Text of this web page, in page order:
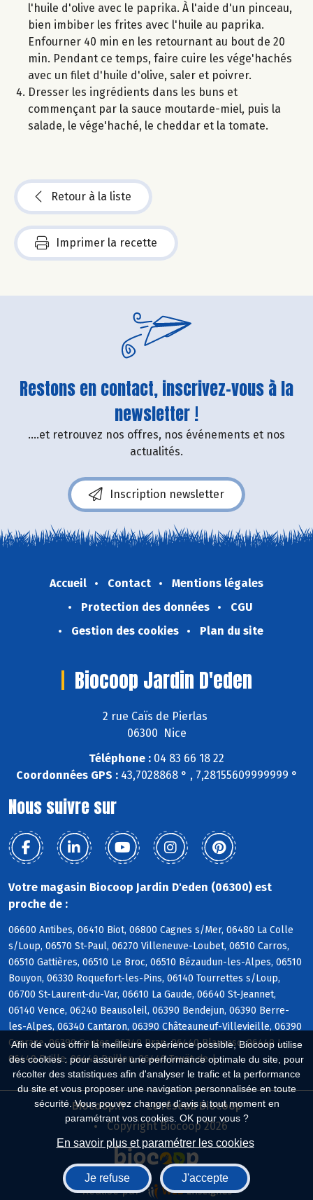
Afin de vous offrir la meilleure expérience possible, Biocoop utilise
des cookies : pour assurer une performance optimale du site, pour
récolter des statistiques afin d'analyser le trafic et la performance
du site et vous proposer une navigation personnalisée en toute
sécurité. Vous pouvez changer d'avis à tout moment en
paramétrant vos cookies. OK pour vous ?
En savoir plus et paramétrer les cookies
Je refuse J'accepte
l'huile d'olive avec le paprika. À l'aide d'un pinceau,
bien imbiber les frites avec l'huile au paprika.
Enfourner 40 min en les retournant au bout de 20
min. Pendant ce temps, faire cuire les vége'hachés
avec un filet d'huile d'olive, saler et poivrer.
Dresser les ingrédients dans les buns et
commençant par la sauce moutarde-miel, puis la
salade, le vége'haché, le cheddar et la tomate.
Retour à la liste
Imprimer la recette
Restons en contact, inscrivez-vous à la
newsletter !
....et retrouvez nos offres, nos événements et nos
actualités.
Inscription newsletter
Accueil Contact
Mentions légales
Protection des données
CGU
Gestion des cookies
Plan du site
Biocoop Jardin D'eden
2 rue Caïs de Pierlas
06300 Nice
Téléphone : 04 83 66 18 22
Coordonnées GPS :43,7028868 ° , 7,28155609999999 °
Nous suivre sur
Votre magasin Biocoop Jardin D'eden (06300) est
proche de :
06600 Antibes, 06410 Biot, 06800 Cagnes s/Mer, 06480 La Colle
s/Loup, 06570 St-Paul, 06270 Villeneuve-Loubet, 06510 Carros,
06510 Gattières, 06510 Le Broc, 06510 Bézaudun-les-Alpes, 06510
Bouyon, 06330 Roquefort-les-Pins, 06140 Tourrettes s/Loup,
06700 St-Laurent-du-Var, 06610 La Gaude, 06640 St-Jeannet,
06140 Vence, 06240 Beausoleil, 06390 Bendejun, 06390 Berre-
les-Alpes, 06340 Cantaron, 06390 Châteauneuf-Villevieille, 06390
Coaraze, 06390 Contes, 06340 Drap, 06440 Blausasc, 06440 L,
06440 Peille, 06440 Peillon, 06440 Touët-de-l
Biocoop.fr
Le réseau Biocoop
Copyright Biocoop 2026
Réalisé par